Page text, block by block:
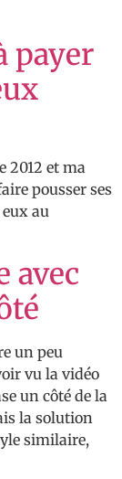
payer
2012 et ma
pousser ses
au
avec
un peu
vu la vidéo
un côté de la
la solution
similaire,